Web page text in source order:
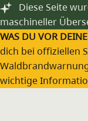
Zum Hauptinhalt
Diese Seite
maschineller
WAS DU VOR
dich bei offiziellen
wichtige
Elk Lakes